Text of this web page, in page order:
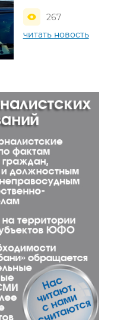
267
читать новость